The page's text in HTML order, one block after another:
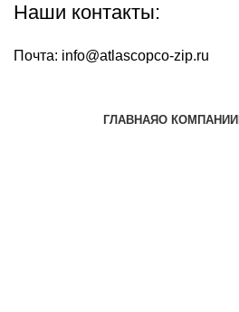
Наши контакты:
Почта: info@atlascopco-zip.ru
ГЛАВНАЯО КОМПАНИИ